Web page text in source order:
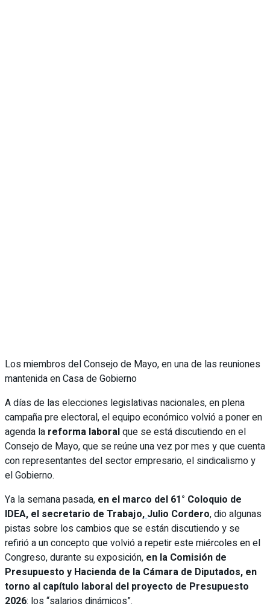
Los miembros del Consejo de Mayo, en una de las reuniones
mantenida en Casa de Gobierno
A días de las elecciones legislativas nacionales, en plena
campaña pre electoral, el equipo económico volvió a poner en
agenda la reforma laboralque se está discutiendo en el
Consejo de Mayo, que se reúne una vez por mes y que cuenta
con representantes del sector empresario, el sindicalismo y
el Gobierno.
Ya la semana pasada, en el marco del 61° Coloquio de
IDEA, el secretario de Trabajo, Julio Cordero, dio algunas
pistas sobre los cambios que se están discutiendo y se
refirió a un concepto que volvió a repetir este miércoles en el
Congreso, durante su exposición, en la Comisión de
Presupuesto y Hacienda de la Cámara de Diputados, en
torno al capítulo laboral del proyecto de Presupuesto
2026: los “salarios dinámicos”.